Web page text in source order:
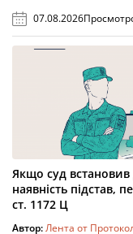
07.08.2026
Якщо суд
наявність підстав,
ст. 1172 Ц
Автор:Лента от